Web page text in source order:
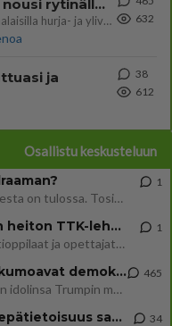
Perussuomalaisten kannatus nousi rytinällä Ylen tänään julkaisemassa tuoreimmassa gallup-kyselyssä.
https://yle.fi/a/74-20239449 Perussuomalaisilla hurja- ja ylivoimaisesti suurin nousu tässä uudessa Ylen gallupissa. Kyl
632
ja
38
612
Osallistu keskusteluun
Uusi draamasarja järkyttävästä tapauksesta on tulossa. Tositapahtumiin perustuva sarja ammentaa vuoden 1986 Mikkelin pan
1
Ernest Lawson täräytti erikoisen heiton TTK-lehdistötilaisuudessa: " Onko tässä tarkoituksena...?"
Ernest Lawson esitteli uudet TTK-tähtioppilaat ja opettajat torstaina 6.8. lehdistölle. Tulevalla kaudella on yksi hausk
1
Jos SDP ei voita reilusti, persut kumoavat demokratian Suomesta
Näin tekisi ainakin Rydman seuratessaan idolinsa Trumpin mallia https://www.is.fi/politiikka/art-2000012187244.html
465
Uuden TTK-juontajan ympärillä epätietoisuus sakenee - Nyt MTV hämmentää soppaa 34